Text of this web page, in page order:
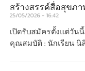
สร้างสรรค์สื่อสุขภา
25/05/2026 16:42
เปิดรับสมัครตั้งแต่วัน
คุณสมบัติ : นักเรียน